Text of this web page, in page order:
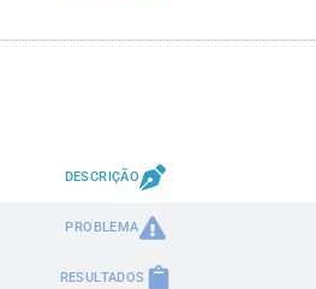
DESCRIÇÃO
PROBLEMA
RESULTADOS